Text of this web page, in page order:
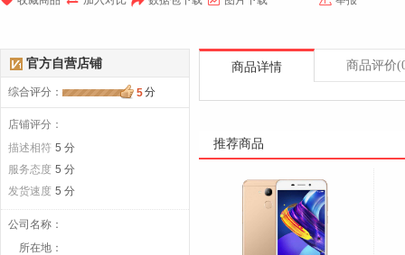
商品详情 商品评价
推荐商品
官方自营店铺
综合评分 ： 5分
店铺评分：
描述相符 5 分
服务态度 5 分
发货速度 5 分
公司名称 ：
所在地 ：